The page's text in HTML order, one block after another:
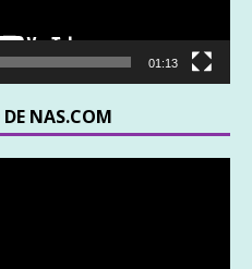
01:13
NAS.COM